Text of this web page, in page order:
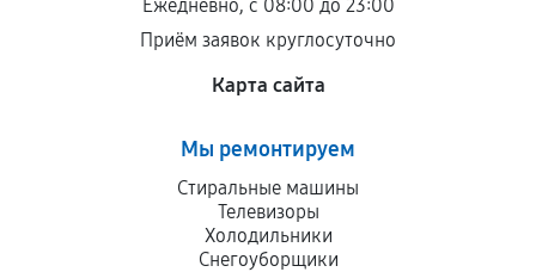
Ежедневно, с 08:00 до 23:00
Приём заявок круглосуточно
Карта сайта
Мы ремонтируем
Стиральные машины
Телевизоры
Холодильники
Снегоуборщики